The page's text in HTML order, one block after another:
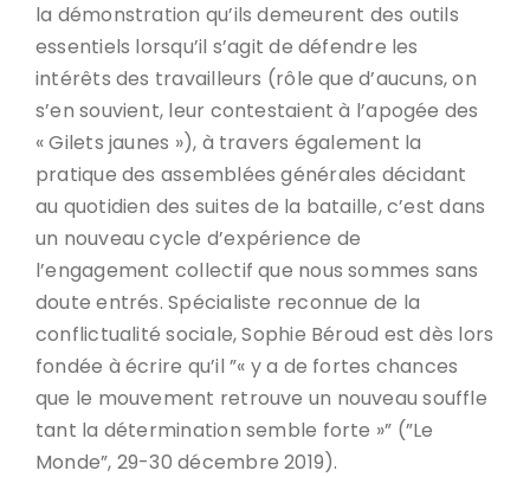
la démonstration qu’ils demeurent des outils
essentiels lorsqu’il s’agit de défendre les
intérêts des travailleurs (rôle que d’aucuns, on
s’en souvient, leur contestaient à l’apogée des
« Gilets jaunes »), à travers également la
pratique des assemblées générales décidant
au quotidien des suites de la bataille, c’est dans
un nouveau cycle d’expérience de
l’engagement collectif que nous sommes sans
doute entrés. Spécialiste reconnue de la
conflictualité sociale, Sophie Béroud est dès lors
fondée à écrire qu’il ”« y a de fortes chances
que le mouvement retrouve un nouveau souffle
tant la détermination semble forte »” (”Le
Monde”, 29-30 décembre 2019).